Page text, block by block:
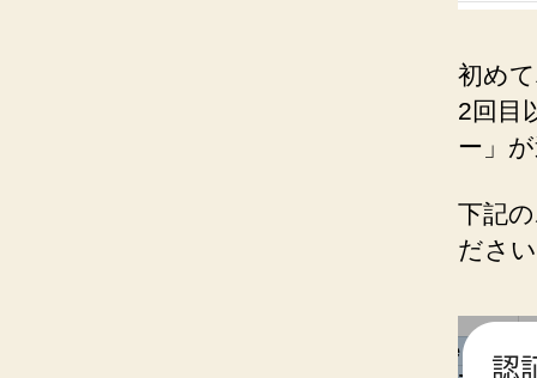
初め
2回目
ー」
下記
ださ